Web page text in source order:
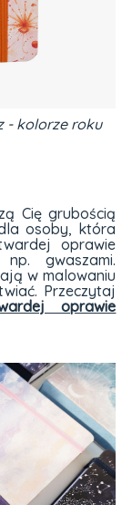
- kolorze roku
Cię grubością
osoby, która
oprawie
gwaszami.
w malowaniu
Przeczytaj
oprawie